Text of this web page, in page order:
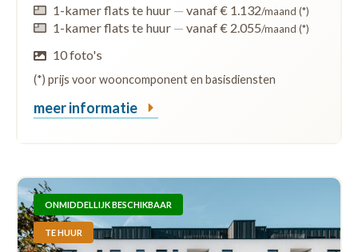
1-kamer flats te huur — vanaf € 1.132/maand (*)
1-kamer flats te huur — vanaf € 2.055/maand (*)
10 foto's
(*) prijs voor wooncomponent en basisdiensten
meer informatie
ONMIDDELLIJK BESCHIKBAAR
TE HUUR